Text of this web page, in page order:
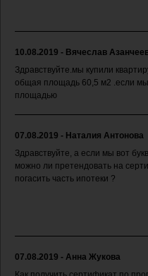
10.08.2019 - Вячеслав
Здравствуйте.мы купили
общая площадь 60,5 м2 .если
площадью
07.08.2019 - Наталия Антонова
Здравствуйте, а если мы вот
можно ли претендовать на
погасить часть ипотеки ?
07.08.2019 - Анна Жукова